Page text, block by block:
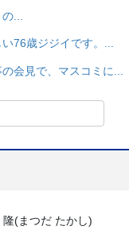
...
76歳ジジイです。...
会見で、マスコミに...
隆(まつだ たかし)